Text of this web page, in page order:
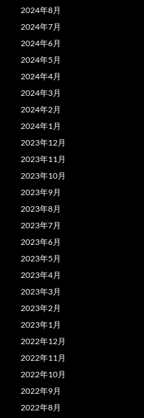
2024年8月
2024年7月
2024年6月
2024年5月
2024年4月
2024年3月
2024年2月
2024年1月
2023年12月
2023年11月
2023年10月
2023年9月
2023年8月
2023年7月
2023年6月
2023年5月
2023年4月
2023年3月
2023年2月
2023年1月
2022年12月
2022年11月
2022年10月
2022年9月
2022年8月